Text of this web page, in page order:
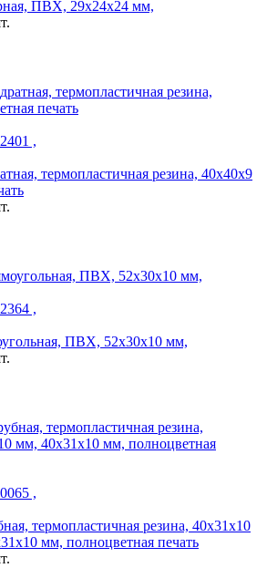
ПВХ, 29х24х24 мм,
,
термопластичная резина, 40х40х9
,
ПВХ, 52х30х10 мм,
,
термопластичная резина, 40х31х10
мм, полноцветная печать